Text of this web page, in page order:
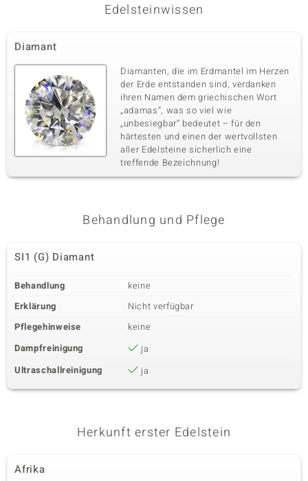
Edelsteinwissen
Diamant
Diamanten, die im Erdmantel im Herzen
der Erde entstanden sind, verdanken
ihren Namen dem griechischen Wort
„adamas“, was so viel wie
„unbesiegbar“ bedeutet – für den
härtesten und einen der wertvollsten
aller Edelsteine sicherlich eine
treffende Bezeichnung!
Behandlung und Pflege
SI1 (G) Diamant
Behandlung
keine
Erklärung
Nicht verfügbar
Pflegehinweise
keine
Dampfreinigung
ja
Ultraschallreinigung
ja
Herkunft erster Edelstein
Afrika